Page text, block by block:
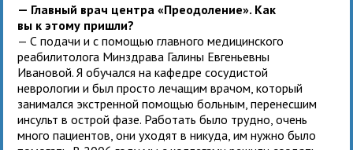
— Главный врач центра «Преодоление». Как
вы к этому пришли?
— С подачи и с помощью главного медицинского
реабилитолога Минздрава Галины Евгеньевны
Ивановой. Я обучался на кафедре сосудистой
неврологии и был просто лечащим врачом, который
занимался экстренной помощью больным, перенесшим
инсульт в острой фазе. Работать было трудно, очень
много пациентов, они уходят в никуда, им нужно было